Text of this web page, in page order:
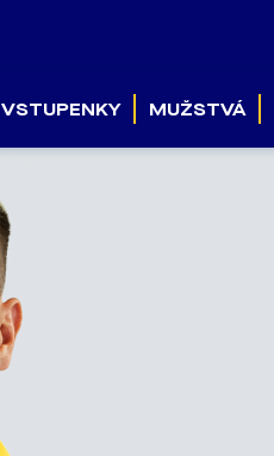
VSTUPENKY MUŽSTVÁ